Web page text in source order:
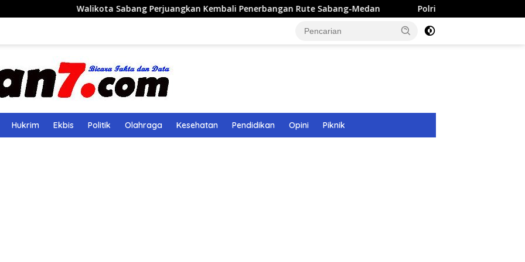
Walikota Sabang Perjuangkan Kembali Penerbangan Rute Sabang-Medan Polri Bangun 40 Titik Sumur Bor untuk
Hukrim Ekbis Politik Olahraga Kesehatan Pendidikan Opini Piknik